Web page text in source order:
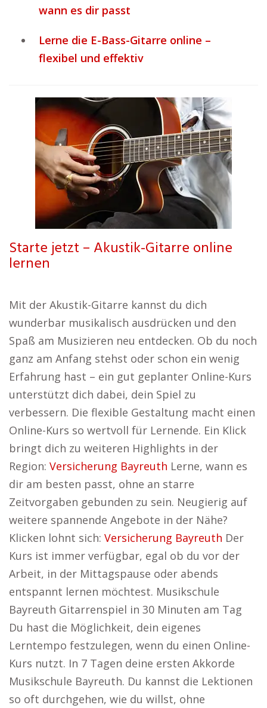
wann es dir passt
Lerne die E-Bass-Gitarre online –
flexibel und effektiv
Starte jetzt – Akustik-Gitarre online
lernen
Mit der Akustik-Gitarre kannst du dich
wunderbar musikalisch ausdrücken und den
Spaß am Musizieren neu entdecken. Ob du noch
ganz am Anfang stehst oder schon ein wenig
Erfahrung hast – ein gut geplanter Online-Kurs
unterstützt dich dabei, dein Spiel zu
verbessern. Die flexible Gestaltung macht einen
Online-Kurs so wertvoll für Lernende. Ein Klick
bringt dich zu weiteren Highlights in der
Region: Versicherung Bayreuth Lerne, wann es
dir am besten passt, ohne an starre
Zeitvorgaben gebunden zu sein. Neugierig auf
weitere spannende Angebote in der Nähe?
Klicken lohnt sich: Versicherung Bayreuth Der
Kurs ist immer verfügbar, egal ob du vor der
Arbeit, in der Mittagspause oder abends
entspannt lernen möchtest. Musikschule
Bayreuth Gitarrenspiel in 30 Minuten am Tag
Du hast die Möglichkeit, dein eigenes
Lerntempo festzulegen, wenn du einen Online-
Kurs nutzt. In 7 Tagen deine ersten Akkorde
Musikschule Bayreuth. Du kannst die Lektionen
so oft durchgehen, wie du willst, ohne